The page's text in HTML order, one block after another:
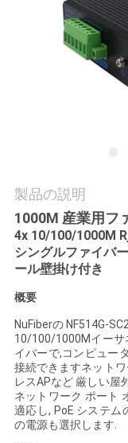
に
連
絡
し
な
さ
い
ニ
製品の説明
1000M 産業用フ
4x 10/100/1000M
シングルファイバ
ール壁掛け付き
概要
NuFiberの NF514G-
10/100/1000Mイーサ
イバーで,コンピュー
接続できますネット
レスAPなど 厳しい屋
ネットワーク ポート
適応し, PoE システ
の電源も選択します.